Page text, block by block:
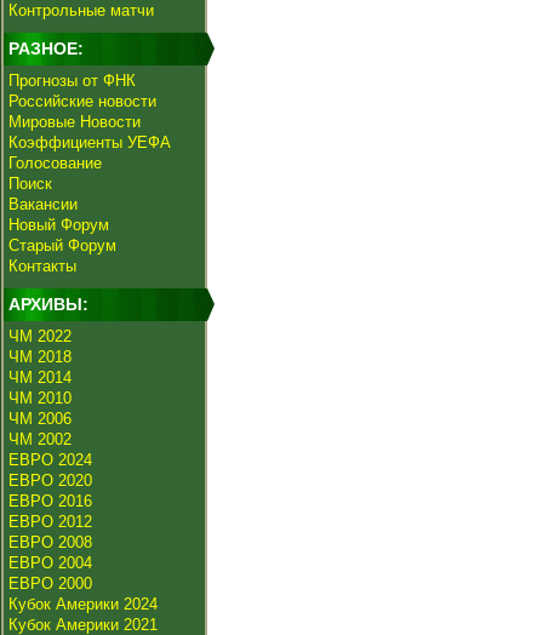
Контрольные матчи
РАЗНОЕ:
Прогнозы от ФНК
Российские новости
Мировые Новости
Коэффициенты УЕФА
Голосование
Поиск
Вакансии
Новый Форум
Старый Форум
Контакты
АРХИВЫ:
ЧМ 2022
ЧМ 2018
ЧМ 2014
ЧМ 2010
ЧМ 2006
ЧМ 2002
ЕВРО 2024
ЕВРО 2020
ЕВРО 2016
ЕВРО 2012
ЕВРО 2008
ЕВРО 2004
ЕВРО 2000
Кубок Америки 2024
Кубок Америки 2021